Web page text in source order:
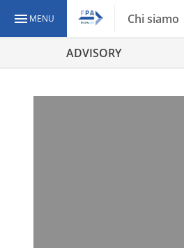
MENU Chi siamo
ADVISORY